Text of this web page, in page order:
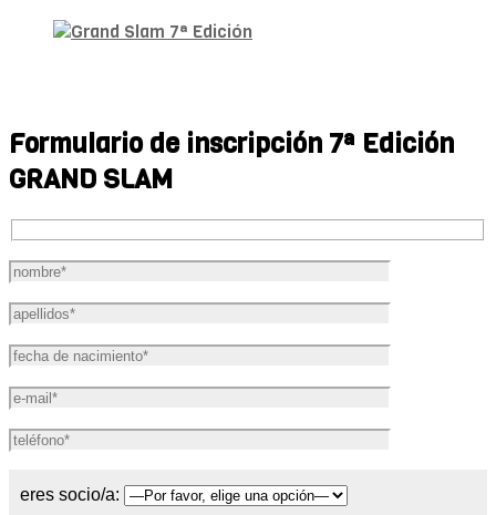
Formulario de inscripción 7ª Edición
GRAND SLAM
eres socio/a: